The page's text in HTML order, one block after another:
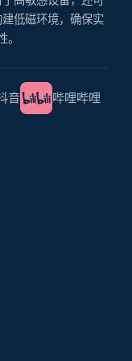
低磁环境，确保实
音 哔哩哔哩